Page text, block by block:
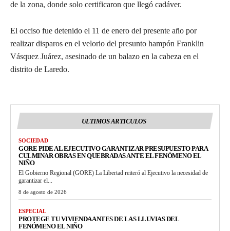
de la zona, donde solo certificaron que llegó cadáver.
El occiso fue detenido el 11 de enero del presente año por
realizar disparos en el velorio del presunto hampón Franklin
Vásquez Juárez, asesinado de un balazo en la cabeza en el
distrito de Laredo.
ULTIMOS ARTICULOS
SOCIEDAD
GORE PIDE AL EJECUTIVO GARANTIZAR PRESUPUESTO PARA
CULMINAR OBRAS EN QUEBRADAS ANTE EL FENÓMENO EL
NIÑO
El Gobierno Regional (GORE) La Libertad reiteró al Ejecutivo la necesidad de
garantizar el...
8 de agosto de 2026
ESPECIAL
PROTEGE TU VIVIENDA ANTES DE LAS LLUVIAS DEL
FENÓMENO EL NIÑO